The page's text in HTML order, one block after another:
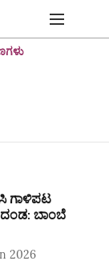
ಗಾಳಿಪಟ
ಬಾಂಬೆ
2026